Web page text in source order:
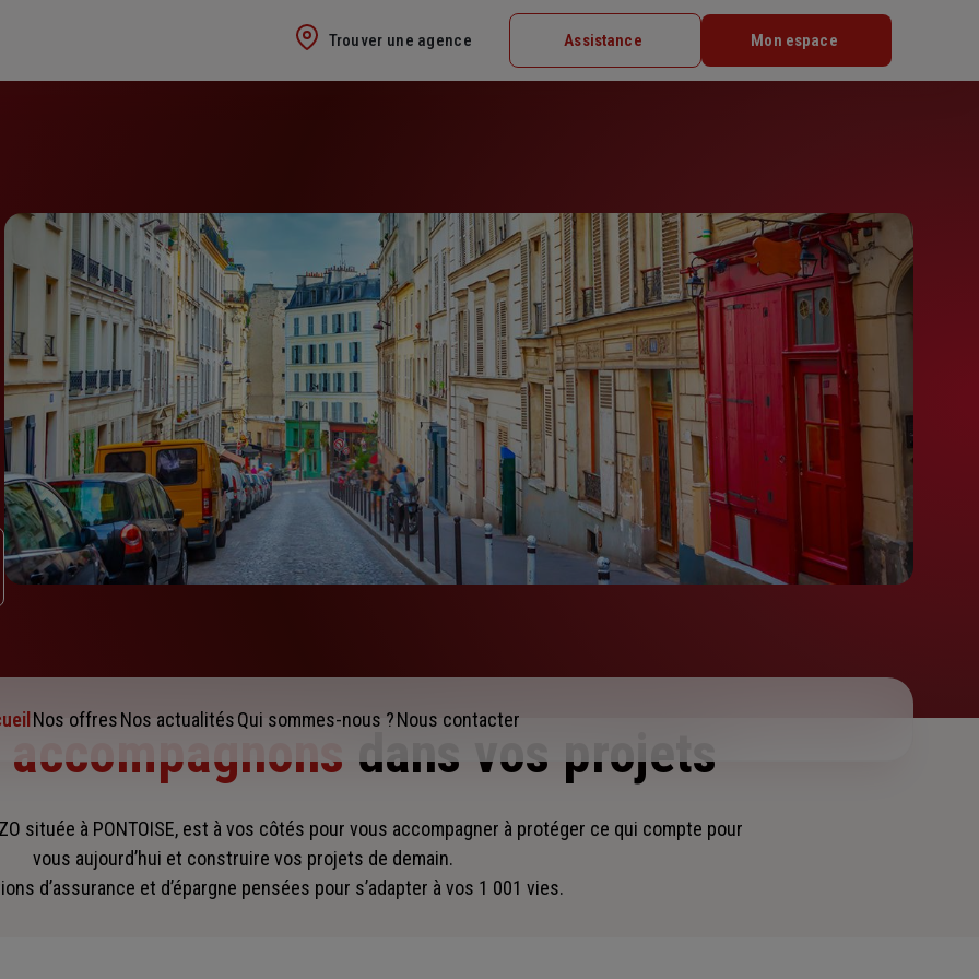
Trouver une agence Assistance Mon espace
Nos offresNos actualitésQui sommes-nous ?Nous contacter
dans vos projets
située à PONTOISE, est à vos côtés pour vous accompagner à protéger ce qui compte pour
vous aujourd’hui et construire vos projets de demain.
d’assurance et d’épargne pensées pour s’adapter à vos 1 001 vies.